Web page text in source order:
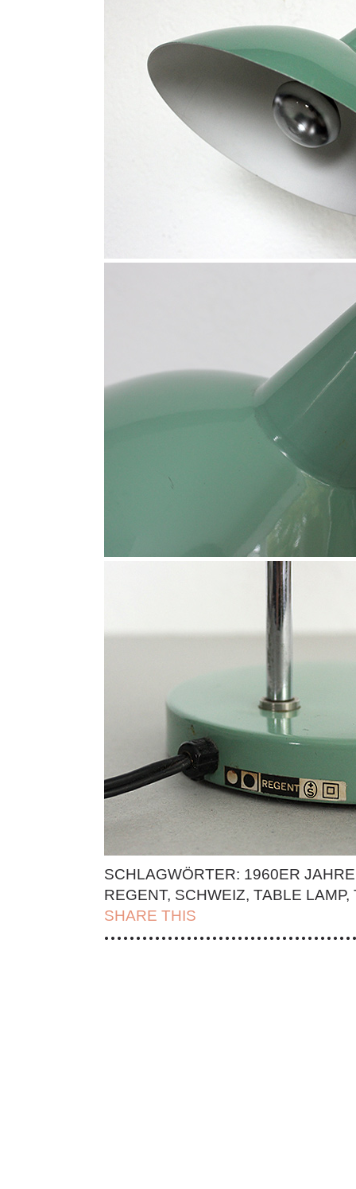
SCHLAGWÖRTER: 1960ER JAHRE
REGENT, SCHWEIZ, TABLE LAMP,
SHARE THIS